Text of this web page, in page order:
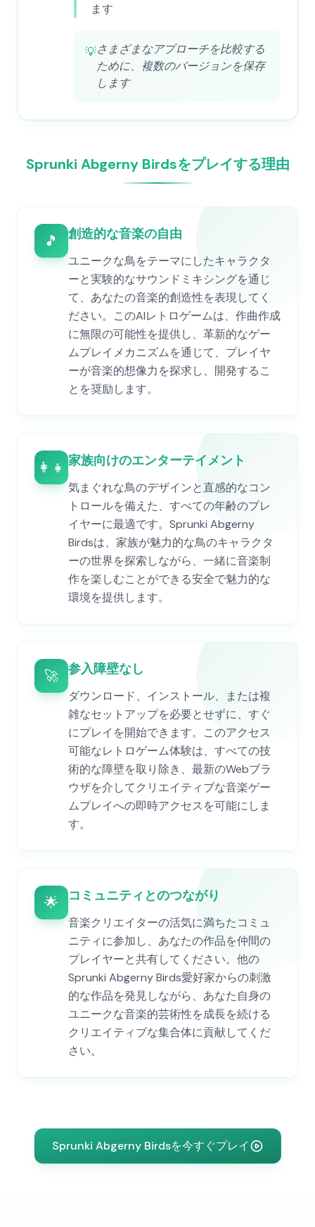
ます
💡さまざまなアプローチを比較する
ために、複数のバージョンを保存
します
Sprunki Abgerny Birdsをプレイする理由
🎵 創造的な音楽の自由
ユニークな鳥をテーマにしたキャラクタ
ーと実験的なサウンドミキシングを通じ
て、あなたの音楽的創造性を表現してく
ださい。このAIレトロゲームは、作曲作成
に無限の可能性を提供し、革新的なゲー
ムプレイメカニズムを通じて、プレイヤ
ーが音楽的想像力を探求し、開発するこ
とを奨励します。
👨‍👩‍👧‍👦家族向けのエンターテイメント
気まぐれな鳥のデザインと直感的なコン
トロールを備えた、すべての年齢のプレ
イヤーに最適です。Sprunki Abgerny
Birdsは、家族が魅力的な鳥のキャラクタ
ーの世界を探索しながら、一緒に音楽制
作を楽しむことができる安全で魅力的な
環境を提供します。
🚀 参入障壁なし
ダウンロード、インストール、または複
雑なセットアップを必要とせずに、すぐ
にプレイを開始できます。このアクセス
可能なレトロゲーム体験は、すべての技
術的な障壁を取り除き、最新のWebブラ
ウザを介してクリエイティブな音楽ゲー
ムプレイへの即時アクセスを可能にしま
す。
🌟 コミュニティとのつながり
音楽クリエイターの活気に満ちたコミュ
ニティに参加し、あなたの作品を仲間の
プレイヤーと共有してください。他の
Sprunki Abgerny Birds愛好家からの刺激
的な作品を発見しながら、あなた自身の
ユニークな音楽的芸術性を成長を続ける
クリエイティブな集合体に貢献してくだ
さい。
Sprunki Abgerny Birdsを今すぐプレイ